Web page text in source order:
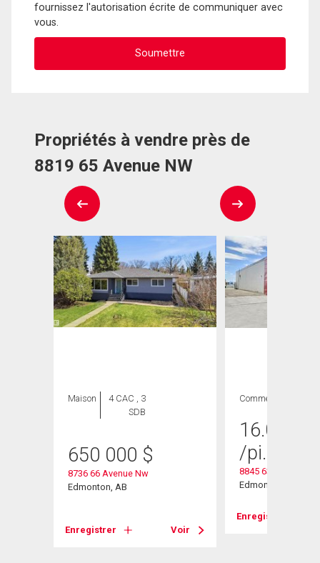
fournissez l'autorisation écrite de communiquer avec
vous.
Propriétés à vendre près de
8819 65 Avenue NW
Maison
4 CAC , 3
SDB
650 000 $
8736 66 Avenue Nw
Edmonton, AB
Enregistrer Voir
Commercial
16.00
/pi. ca.
8845 63 Ave. Nw
Edmonton, AB
Enregistrer